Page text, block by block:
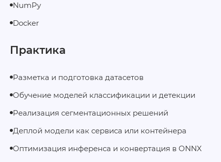
NumPy
Docker
Практика
Разметка и подготовка датасетов
Обучение моделей классификации и детекции
Реализация сегментационных решений
Деплой модели как сервиса или контейнера
Оптимизация инференса и конвертация в ONNX